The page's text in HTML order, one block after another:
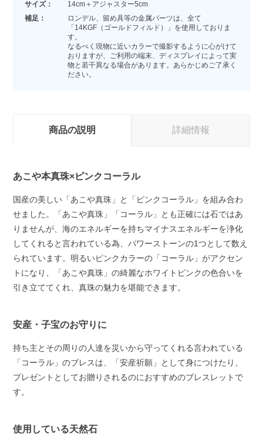
サイズ：
14cm＋アジャスター5cm
補足：
ロンデル、留め具等の金属パーツは、全て
「14KGF（ゴールドフィルド）」を使用しておりま
す。
なるべく現物に近いカラーで撮影するように心がけて
おりますが、ご利用の端末、ディスプレイによって実
物と若干異なる場合があります。あらかじめご了承く
ださい。
商品の説明 詳細情報
あこや本真珠×ピンクコーラル
国産の美しい「あこや真珠」と「ピンクコーラル」を組み合わ
せました。「あこや真珠」「コーラル」とも正確には石ではあ
りませんが、海のエネルギーを持ちマイナスエネルギーを浄化
してくれると言われている為、パワーストーンの1つとして数え
られています。明るいピンクカラーの「コーラル」がアクセン
トになり、「あこや真珠」の綺麗なホワイトピンクの色合いを
引き立ててくれ、真珠の魅力を堪能できます。
安産・子宝のお守りに
持ち主とその周りの人達を災いから守ってくれる言われている
「コーラル」のブレスは、「安産祈願」として身につけたり、
プレゼントとしてお贈りされるのにおすすめのブレスレットで
す。
使用している天然石